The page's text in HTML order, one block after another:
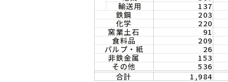
輸送用
137
鉄鋼
203
化学
220
窯業土石
91
食料品
209
パルプ・紙
26
非鉄金属
153
その他
536
合計
1,984